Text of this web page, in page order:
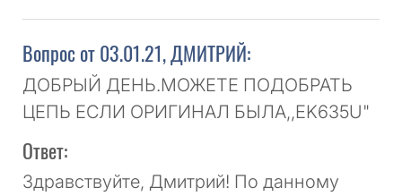
Вопрос от 03.01.21, ДМИТРИЙ:
ДОБРЫЙ ДЕНЬ.МОЖЕТЕ ПОДОБРАТЬ
ЦЕПЬ ЕСЛИ ОРИГИНАЛ БЫЛА,,EK635U"
Ответ:
Здравствуйте, Дмитрий! По данному